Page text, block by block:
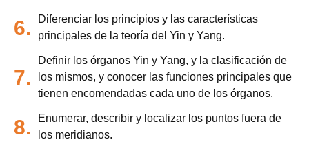
6.
Diferenciar los principios y las características
principales de la teoría del Yin y Yang.
7.
Definir los órganos Yin y Yang, y la clasificación de
los mismos, y conocer las funciones principales que
tienen encomendadas cada uno de los órganos.
8.
Enumerar, describir y localizar los puntos fuera de
los meridianos.